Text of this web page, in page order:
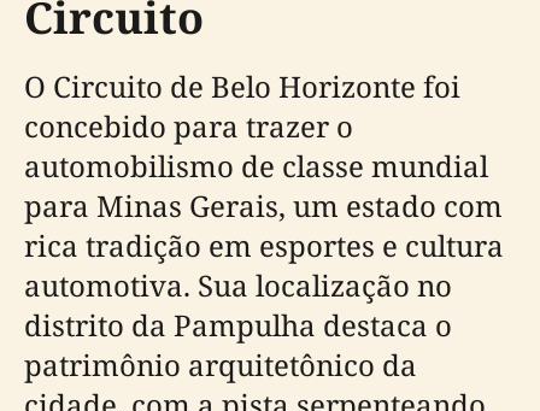
Circuito
O Circuito de Belo Horizonte foi
concebido para trazer o
automobilismo de classe mundial
para Minas Gerais, um estado com
rica tradição em esportes e cultura
automotiva. Sua localização no
distrito da Pampulha destaca o
patrimônio arquitetônico da